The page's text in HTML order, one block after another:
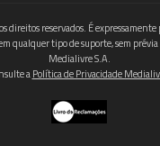
direitos reservados. É
qualquer tipo de suporte, sem prévia
Medialivre S.A.
aPolítica de Privacidade